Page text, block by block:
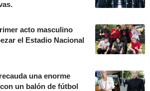
acto masculino
el Estadio Nacional
una enorme
un balón de fútbol